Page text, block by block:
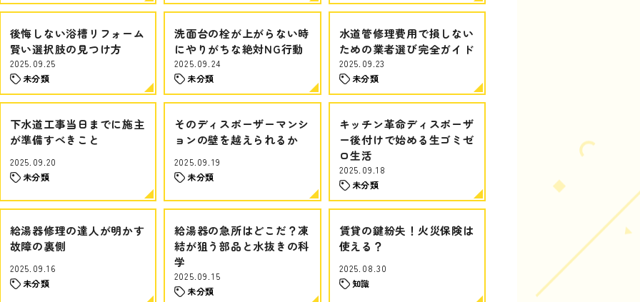
後悔しない浴槽リフォーム
賢い選択肢の見つけ方
2025.09.25
未分類
洗面台の栓が上がらない時
にやりがちな絶対NG行動
2025.09.24
未分類
水道管修理費用で損しない
ための業者選び完全ガイド
2025.09.23
未分類
下水道工事当日までに施主
が準備すべきこと
2025.09.20
未分類
そのディスポーザーマンシ
ョンの壁を越えられるか
2025.09.19
未分類
キッチン革命ディスポーザ
ー後付けで始める生ゴミゼ
ロ生活
2025.09.18
未分類
給湯器修理の達人が明かす
故障の裏側
2025.09.16
未分類
給湯器の急所はどこだ？凍
結が狙う部品と水抜きの科
学
2025.09.15
未分類
賃貸の鍵紛失！火災保険は
使える？
2025.08.30
知識